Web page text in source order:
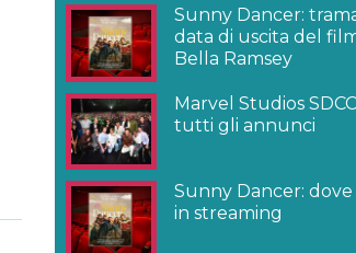
Sunny Dancer:
data di uscita del
Bella Ramsey
Marvel Studios
tutti gli annunci
Sunny Dancer:
in streaming